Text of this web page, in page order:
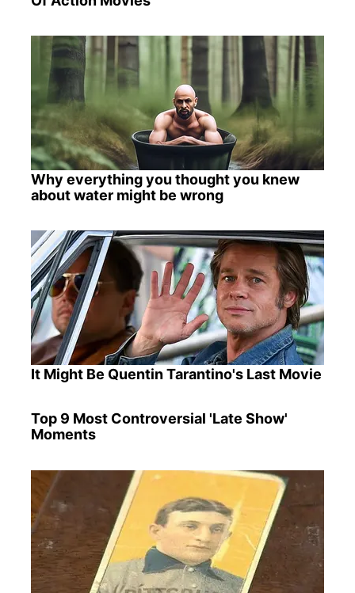
Why everything you thought you knew
about water might be wrong
It Might Be Quentin Tarantino's Last Movie
Top 9 Most Controversial 'Late Show'
Moments